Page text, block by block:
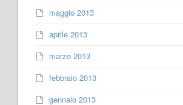
maggio 2013
aprile 2013
marzo 2013
febbraio 2013
gennaio 2013